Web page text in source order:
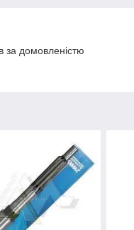
за домовленістю